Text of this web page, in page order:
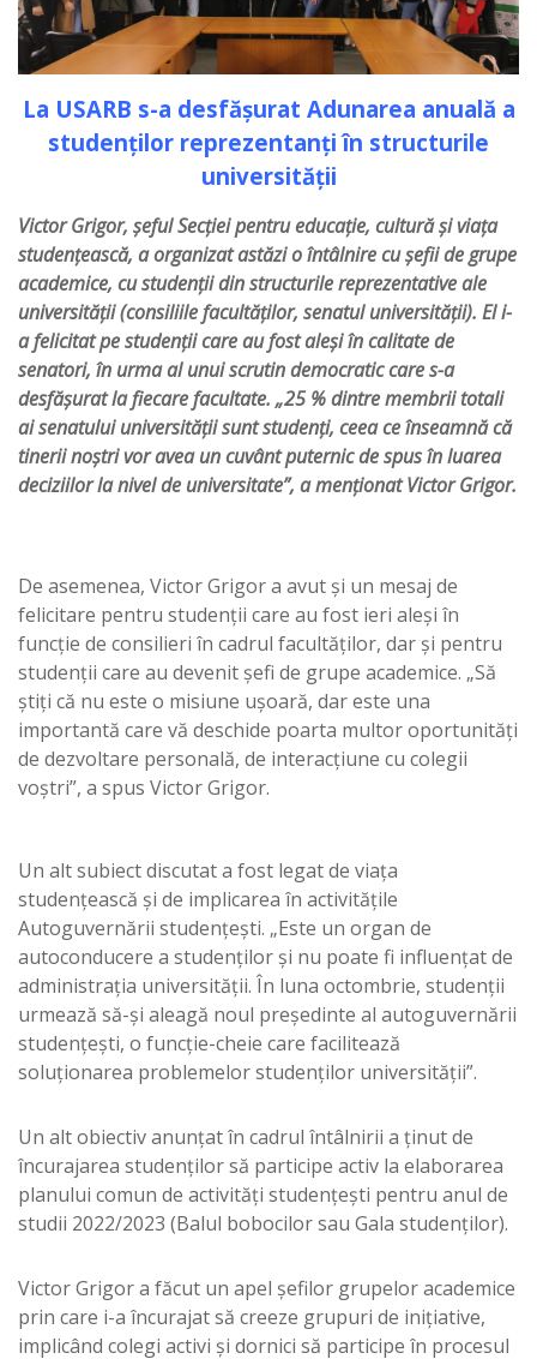
La USARB s-a desfășurat Adunarea anuală a
studenților reprezentanți în structurile
universității
Victor Grigor, șeful Secției pentru educație, cultură și viața
studențească, a organizat astăzi o întâlnire cu șefii de grupe
academice, cu studenții din structurile reprezentative ale
universității (consiliile facultăților, senatul universității). El i-
a felicitat pe studenții care au fost aleși în calitate de
senatori, în urma al unui scrutin democratic care s-a
desfășurat la fiecare facultate. „25 % dintre membrii totali
ai senatului universității sunt studenți, ceea ce înseamnă că
tinerii noștri vor avea un cuvânt puternic de spus în luarea
deciziilor la nivel de universitate”, a menționat Victor Grigor.
De asemenea, Victor Grigor a avut și un mesaj de
felicitare pentru studenții care au fost ieri aleși în
funcție de consilieri în cadrul facultăților, dar și pentru
studenții care au devenit șefi de grupe academice. „Să
știți că nu este o misiune ușoară, dar este una
importantă care vă deschide poarta multor oportunități
de dezvoltare personală, de interacțiune cu colegii
voștri”, a spus Victor Grigor.
Un alt subiect discutat a fost legat de viața
studențească și de implicarea în activitățile
Autoguvernării studențești. „Este un organ de
autoconducere a studenților și nu poate fi influențat de
administrația universității. În luna octombrie, studenții
urmează să-și aleagă noul președinte al autoguvernării
studențești, o funcție-cheie care facilitează
soluționarea problemelor studenților universității”.
Un alt obiectiv anunțat în cadrul întâlnirii a ținut de
încurajarea studenților să participe activ la elaborarea
planului comun de activități studențești pentru anul de
studii 2022/2023 (Balul bobocilor sau Gala studenților).
Victor Grigor a făcut un apel șefilor grupelor academice
prin care i-a încurajat să creeze grupuri de inițiative,
implicând colegi activi și dornici să participe în procesul